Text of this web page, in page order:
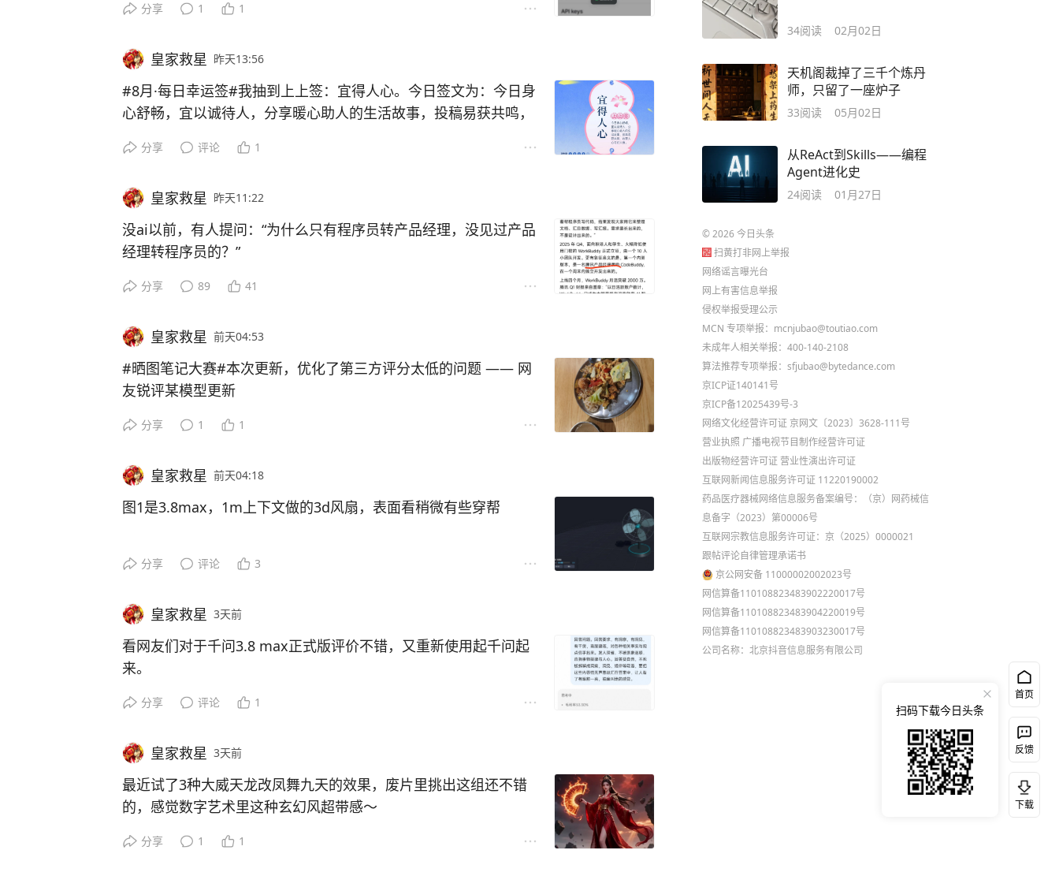
说，别老是忽悠我”
览器替换，结果还真可以了
有ai，很多以前只能“算了”的事情，现在都能办了。像这种稀奇古
怪的bug，要是以前肯定就不管了。
分享 1 1
皇家救星 昨天13:56
#8月·每日幸运签#我抽到上上签：宜得人心。今日签文为：今日身
心舒畅，宜以诚待人，分享暖心助人的生活故事，投稿易获共鸣，
分享 评论 1
皇家救星 昨天11:22
没ai以前，有人提问：“为什么只有程序员转产品经理，没见过产品
经理转程序员的？”
的。”
分享 89 41
皇家救星 前天04:53
#晒图笔记大赛#本次更新，优化了第三方评分太低的问题 —— 网
友锐评某模型更新
分享 1 1
皇家救星 前天04:18
图1是3.8max，1m上下文做的3d风扇，表面看稍微有些穿帮
​感觉3.8max写前端代码跟先进模型水平还有差距
分享 评论 3
皇家救星 3天前
看网友们对于千问3.8 max正式版评价不错，又重新使用起千问起
来。
豆包专家模式可以问的问题次数有限，还是千问好，3.8max好像
千问是不是声音换过，感觉有点像豆包
分享 评论 1
皇家救星 3天前
最近试了3种大威天龙改凤舞九天的效果，废片里挑出这组还不错
的，感觉数字艺术里这种玄幻风超带感～
1️⃣模板模仿：先拿大威天龙的模板打底，调整线条和色彩，把龙形
分享 1 1
34阅读 02月02日
天机阁裁掉了三千个炼丹
师，只留了一座炉子
33阅读 05月02日
从ReAct到Skills——编程
Agent进化史
24阅读 01月27日
©2026今日头条
扫黄打非网上举报
网络谣言曝光台
网上有害信息举报
侵权举报受理公示
MCN 专项举报：mcnjubao@toutiao.com
未成年人相关举报：400-140-2108
算法推荐专项举报：sfjubao@bytedance.com
京ICP证140141号
京ICP备12025439号-3
网络文化经营许可证 京网文〔2023〕3628-111号
营业执照 广播电视节目制作经营许可证
出版物经营许可证 营业性演出许可证
互联网新闻信息服务许可证 11220190002
药品医疗器械网络信息服务备案编号：（京）网药械信
息备字（2023）第00006号
互联网宗教信息服务许可证：京（2025）0000021
跟帖评论自律管理承诺书
京公网安备 11000002002023号
网信算备110108823483902220017号
网信算备110108823483904220019号
网信算备110108823483903230017号
公司名称：北京抖音信息服务有限公司
首页
反馈
下载
扫码下载今日头条